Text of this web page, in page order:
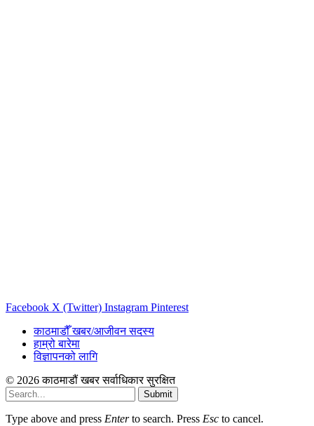
Facebook X (Twitter) Instagram Pinterest
काठमाडौँ खबर/आजीवन सदस्य
हाम्रो बारेमा
विज्ञापनको लागि
© 2026 काठमाडौं खबर सर्वाधिकार सुरक्षित
Submit
Type above and press Enterto search. Press Esc to cancel.